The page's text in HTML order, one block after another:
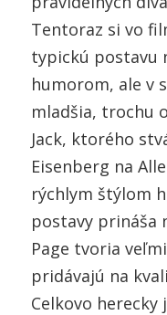
Tentoraz si vo
typickú postavu
humorom, ale v
mladšia, trochu
Jack, ktorého
Eisenberg na
rýchlym štýlom
postavy prináša
Page tvoria
pridávajú na
Celkovo